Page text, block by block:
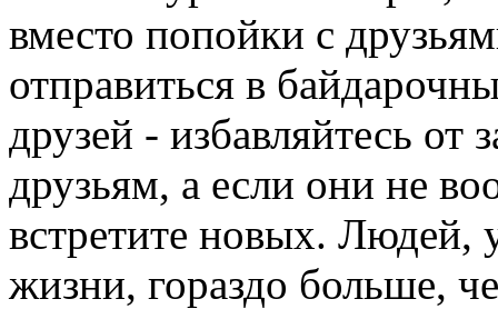
вместо попойки с
отправиться в
друзей - избавляйтесь от
друзьям, а если они не
встретите новых. Людей,
жизни, гораздо больше,